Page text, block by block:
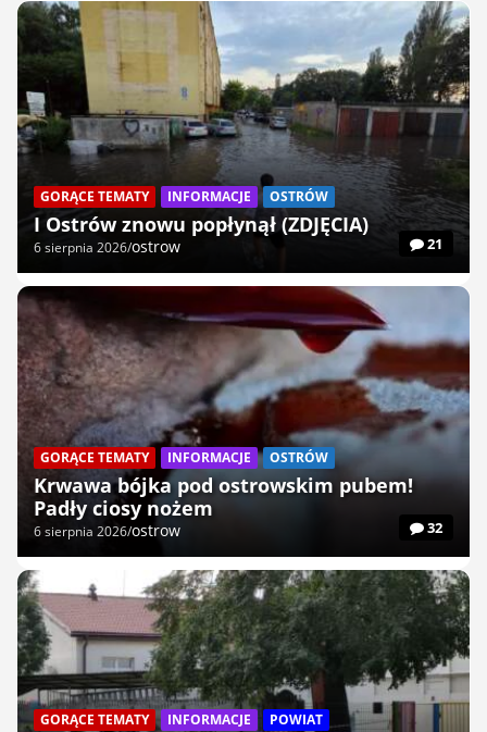
21
GORĄCE TEMATY INFORMACJE OSTRÓW
I Ostrów znowu popłynął (ZDJĘCIA)
6 sierpnia 2026 ostrow
32
GORĄCE TEMATY INFORMACJE OSTRÓW
Krwawa bójka pod ostrowskim pubem!
Padły ciosy nożem
6 sierpnia 2026 ostrow
GORĄCE TEMATY INFORMACJE POWIAT